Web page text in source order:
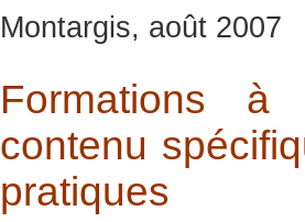
Montargis, août 2007
Formations
contenu
pratiques